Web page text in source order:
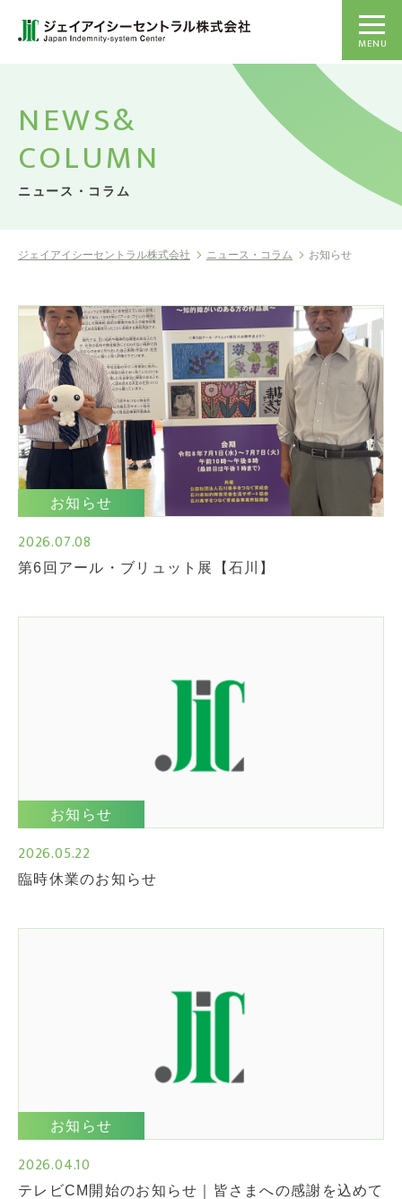
MENU
NEWS&
COLUMN
ニュース・コラム
ジェイアイシーセントラル株式会社 ニュース・コラム お知らせ
お知らせ
2026.07.08
第6回アール・ブリュット展【石川】
お知らせ
2026.05.22
臨時休業のお知らせ
お知らせ
2026.04.10
テレビCM開始のお知らせ｜皆さまへの感謝を込めて